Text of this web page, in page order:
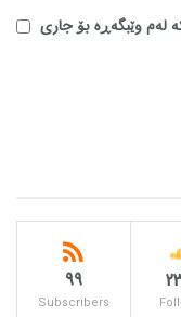
لەم وێبگەڕە بۆ جاری
99
Subscribers